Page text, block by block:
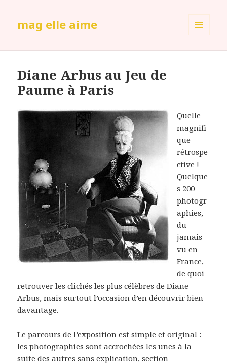
mag elle aime
Diane Arbus au Jeu de
Paume à Paris
Quelle
magnifi
que
rétrospe
ctive !
Quelque
s 200
photogr
aphies,
du
jamais
vu en
France,
de quoi
retrouver les clichés les plus célèbres de Diane
Arbus, mais surtout l’occasion d’en découvrir bien
davantage.
Le parcours de l’exposition est simple et original :
les photographies sont accrochées les unes à la
suite des autres sans explication, section